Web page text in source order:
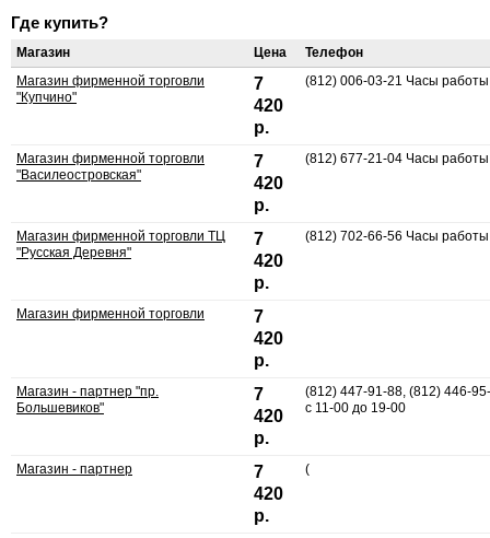
Где купить?
Магазин Цена
Телефон
Магазин фирменной торговли
"Купчино"
7
420
р.
(812) 006-03-21 Часы
Магазин фирменной торговли
"Василеостровская"
7
420
р.
(812) 677-21-04 Часы
Магазин фирменной торговли ТЦ
"Русская Деревня"
7
420
р.
(812) 702-66-56 Часы
Магазин фирменной торговли
7
420
р.
Магазин - партнер "пр.
Большевиков"
7
420
р.
(812) 447-91-88, (812) 446-
с 11-00 до 19-00
Магазин - партнер
7
420
р.
(